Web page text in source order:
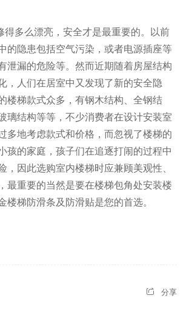
多么漂亮，安全才是最重要的。以前
的隐患包括空气污染，或者电源插座等
泄漏的危险等。然而近期随着房屋结构
，人们在居室中又发现了新的安全隐
楼梯款式众多，有钢木结构、全钢结
璃结构等等，不少消费者在设计安装室
多地考虑款式和价格，而忽视了楼梯的
孩的家庭，孩子们在追逐打闹的过程中
，因此选购室内楼梯时应兼顾美观性、
最重要的当然是要在楼梯包角处安装楼
楼梯防滑条及防滑贴是您的首选。
分享